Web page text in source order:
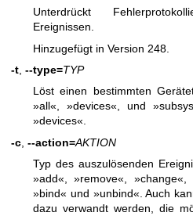
Unterdrückt
Ereignissen.
Hinzugefügt in Version 248.
-t --type=TYP
Löst einen bestimmten
»all«, »devices«, und
»devices«.
-c --action=AKTION
Typ des auszulösenden
»add«, »remove«, »change«,
»bind« und »unbind«. Auch
dazu verwandt werden, die